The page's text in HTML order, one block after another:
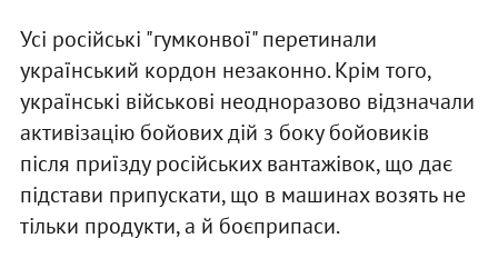
Усі російські "гумконвої" перетинали
український кордон незаконно. Крім того,
українські військові неодноразово відзначали
активізацію бойових дій з боку бойовиків
після приїзду російських вантажівок, що дає
підстави припускати, що в машинах возять не
тільки продукти, а й боєприпаси.